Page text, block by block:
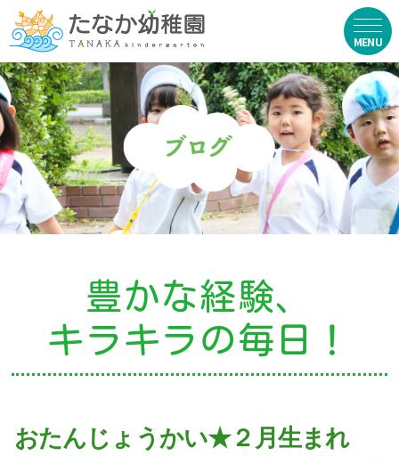
在園生向け
・資料ダウンロード
・園からのお便り
・動画
お知らせ
・ニュース
・ブログ
・園の特色
豊かな経験、
キラキラの毎日！
おたんじょうかい★２月生まれ